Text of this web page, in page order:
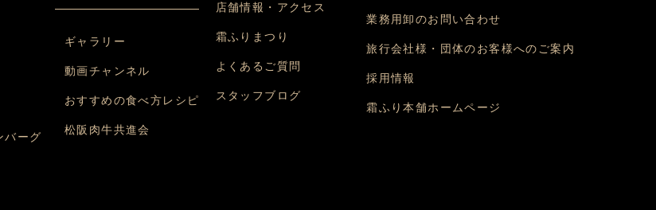
バーグ
ギャラリー
動画チャンネル
おすすめの食べ方レシピ
松阪肉牛共進会
店舗情報・アクセス
霜ふりまつり
よくあるご質問
スタッフブログ
業務用卸のお問い合わせ
旅行会社様・団体のお客様へのご案内
採用情報
霜ふり本舗ホームページ